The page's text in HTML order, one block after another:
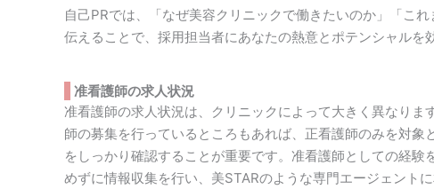
自己PRでは、「なぜ美容クリニックで働きたいのか」「こ
伝えることで、採用担当者にあなたの熱意とポテンシャルを
准看護師の求人状況
准看護師の求人状況は、クリニックによって大きく異なり
師の募集を行っているところもあれば、正看護師のみを対
をしっかり確認することが重要です。准看護師としての経
めずに情報収集を行い、美STARのような専門エージェント